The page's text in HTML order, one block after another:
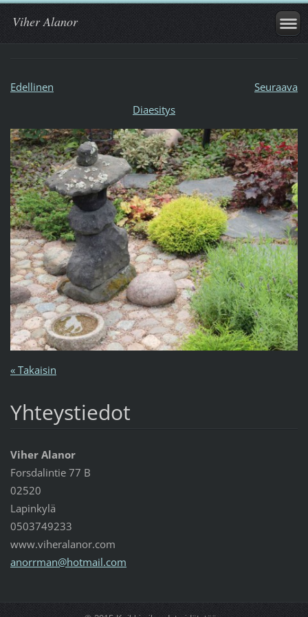
Viher Alanor
Edellinen
Seuraava
Diaesitys
« Takaisin
Yhteystiedot
Viher Alanor
Forsdalintie 77 B
02520
Lapinkylä
0503749233
www.viheralanor.com
anorrman@hotmail.com